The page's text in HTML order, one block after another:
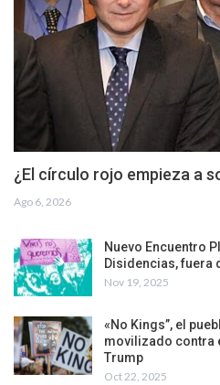
¿El círculo rojo empieza a
Ago 6, 2026
Nuevo Encuentro
Disidencias, fuera
Nov 19, 2025
«No Kings”, el
movilizado contra
Trump
Oct 22, 2025